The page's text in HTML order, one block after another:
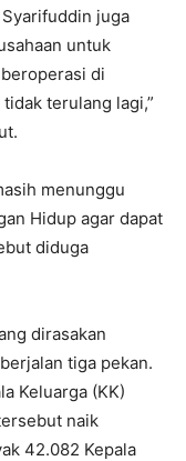
juga
untuk
di
terulang lagi,”
menunggu
Hidup agar dapat
diduga
dirasakan
tiga pekan.
Keluarga (KK)
naik
42.082 Kepala